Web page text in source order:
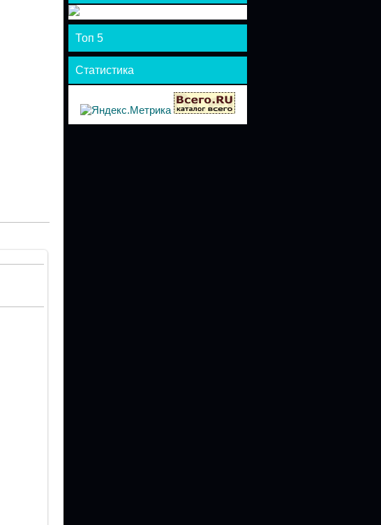
Топ 5
Статистика